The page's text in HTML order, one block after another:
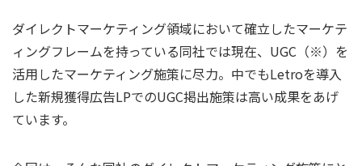
ダイレクトマーケティング領域において確立したマーケテ
ィングフレームを持っている同社では現在、UGC（※）を
活用したマーケティング施策に尽力。中でもLetroを導入
した新規獲得広告LPでのUGC掲出施策は高い成果をあげ
ています。